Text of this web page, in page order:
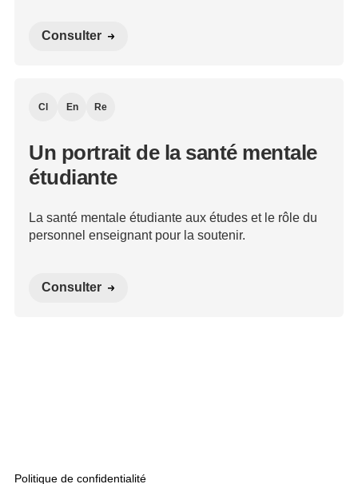
Consulter
Cl En Re
Un portrait de la santé mentale
étudiante
La santé mentale étudiante aux études et le rôle du
personnel enseignant pour la soutenir.
Consulter
Politique de confidentialité